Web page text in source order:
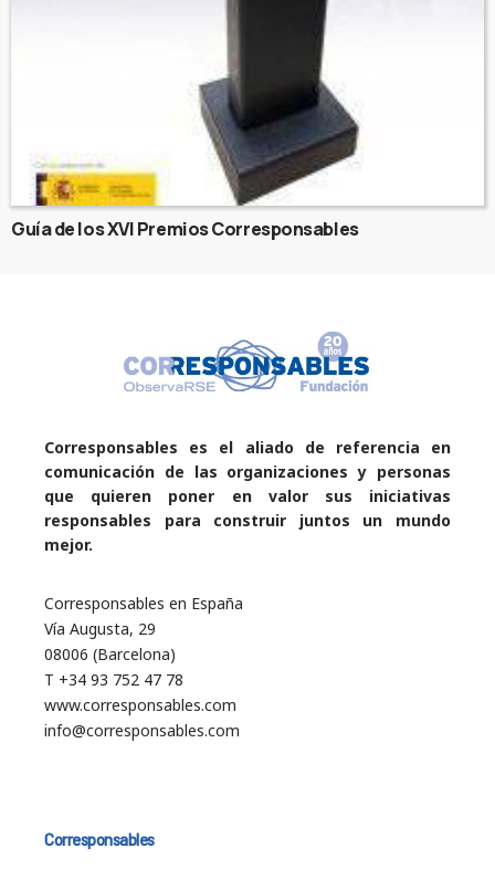
Guía de los XVI Premios Corresponsables
Corresponsables es el aliado de referencia en
comunicación de las organizaciones y personas
que quieren poner en valor sus iniciativas
responsables para construir juntos un mundo
mejor.
Corresponsables en España
Vía Augusta, 29
08006 (Barcelona)
T +34 93 752 47 78
www.corresponsables.com
info@corresponsables.com
Corresponsables